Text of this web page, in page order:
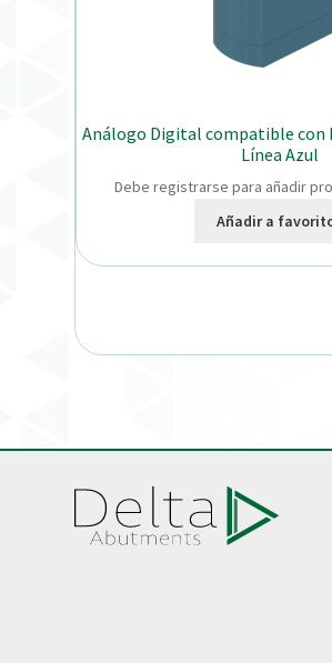
Análogo Digital compatible con
Línea Azul
Debe registrarse para añadir
Añadir a